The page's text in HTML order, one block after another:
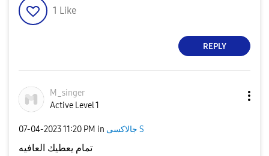
1 Like
REPLY
M_singer
Active Level 1
‎07-04-202311:20 PM in جالاكسى S
تمام يعطيك العافيه